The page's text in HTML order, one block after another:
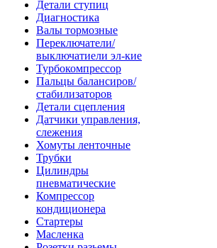
Детали ступиц
Диагностика
Валы тормозные
Переключатели/
выключатиели эл-кие
Турбокомпрессор
Пальцы балансиров/
стабилизаторов
Детали сцепления
Датчики управления,
слежения
Хомуты ленточные
Трубки
Цилиндры
пневматические
Компрессор
кондиционера
Стартеры
Масленка